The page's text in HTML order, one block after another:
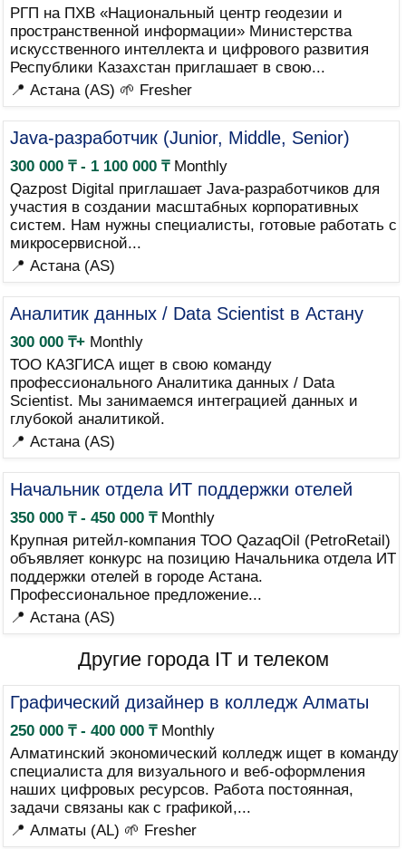
РГП на ПХВ «Национальный центр геодезии и
пространственной информации» Министерства
искусственного интеллекта и цифрового развития
Республики Казахстан приглашает в свою...
📍 Астана (AS) 🌱 Fresher
Java-разработчик (Junior, Middle, Senior)
300 000 ₸ - 1 100 000 ₸Monthly
Qazpost Digital приглашает Java-разработчиков для
участия в создании масштабных корпоративных
систем. Нам нужны специалисты, готовые работать с
микросервисной...
📍 Астана (AS)
Аналитик данных / Data Scientist в Астану
300 000 ₸+Monthly
ТОО КАЗГИСА ищет в свою команду
профессионального Аналитика данных / Data
Scientist. Мы занимаемся интеграцией данных и
глубокой аналитикой.
📍 Астана (AS)
Начальник отдела ИТ поддержки отелей
350 000 ₸ - 450 000 ₸Monthly
Крупная ритейл-компания ТОО QazaqOil (PetroRetail)
объявляет конкурс на позицию Начальника отдела ИТ
поддержки отелей в городе Астана.
Профессиональное предложение...
📍 Астана (AS)
Другие города IT и телеком
Графический дизайнер в колледж Алматы
250 000 ₸ - 400 000 ₸Monthly
Алматинский экономический колледж ищет в команду
специалиста для визуального и веб-оформления
наших цифровых ресурсов. Работа постоянная,
задачи связаны как с графикой,...
📍 Алматы (AL) 🌱 Fresher